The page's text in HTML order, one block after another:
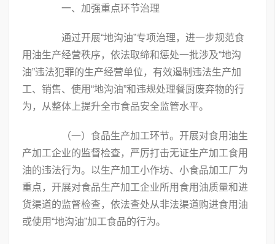
一、加强重点环节治理
通过开展“地沟油”专项治理，进一步规范食
用油生产经营秩序，依法取缔和惩处一批涉及“地沟
油”违法犯罪的生产经营单位，有效遏制违法生产加
工、销售、使用“地沟油”和违规处理餐厨废弃物的行
为，从整体上提升全市食品安全监管水平。
（一）食品生产加工环节。开展对食用油生
产加工企业的监督检查，严厉打击无证生产加工食用
油的违法行为。以生产加工小作坊、小食品加工厂为
重点，开展对食品生产加工企业所用食用油质量和进
货渠道的监督检查，依法查处从非法渠道购进食用油
或使用“地沟油”加工食品的行为。